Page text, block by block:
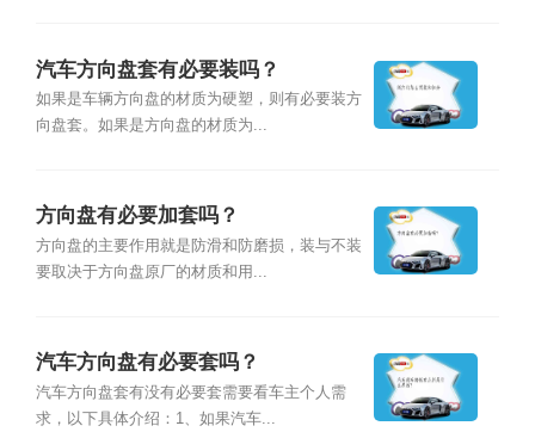
汽车方向盘套有必要装吗？
如果是车辆方向盘的材质为硬塑，则有必要装方
向盘套。如果是方向盘的材质为...
方向盘有必要加套吗？
方向盘的主要作用就是防滑和防磨损，装与不装
要取决于方向盘原厂的材质和用...
汽车方向盘有必要套吗？
汽车方向盘套有没有必要套需要看车主个人需
求，以下具体介绍：1、如果汽车...